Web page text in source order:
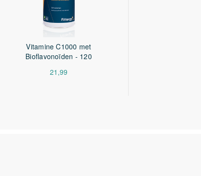
Vitamine C1000 met
Bioflavonoïden - 120
21,99